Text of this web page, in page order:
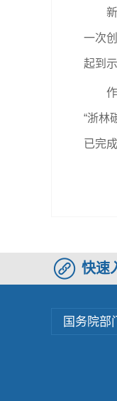
新昌
一次
起到
作为
“浙林
已完
快速
国务院部